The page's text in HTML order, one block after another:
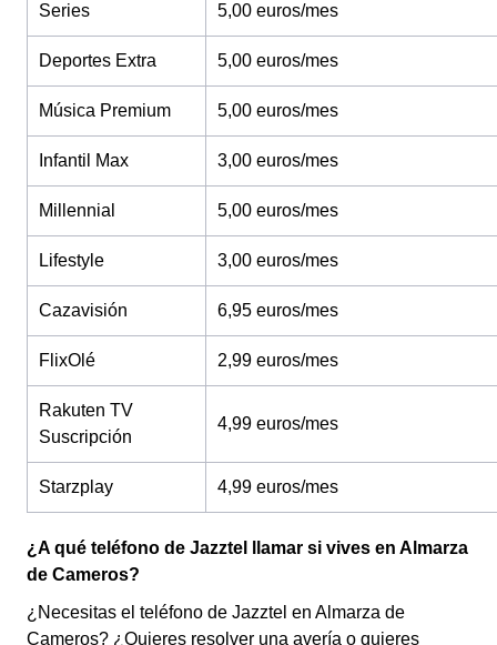
Series 5,00 euros/mes
Deportes Extra 5,00 euros/mes
Música Premium 5,00 euros/mes
Infantil Max 3,00 euros/mes
Millennial 5,00 euros/mes
Lifestyle 3,00 euros/mes
Cazavisión 6,95 euros/mes
FlixOlé 2,99 euros/mes
Rakuten TV
Suscripción
4,99 euros/mes
Starzplay 4,99 euros/mes
¿A qué teléfono de Jazztel llamar si vives en Almarza
de Cameros?
¿Necesitas el teléfono de Jazztel en Almarza de
Cameros? ¿Quieres resolver una avería o quieres